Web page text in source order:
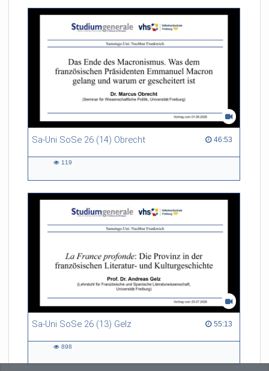
Sa-Uni SoSe 26 (14) Obrecht 46:53
46:53 duration
119
Sa-Uni SoSe 26 (13) Gelz 55:13
55:13 duration
898